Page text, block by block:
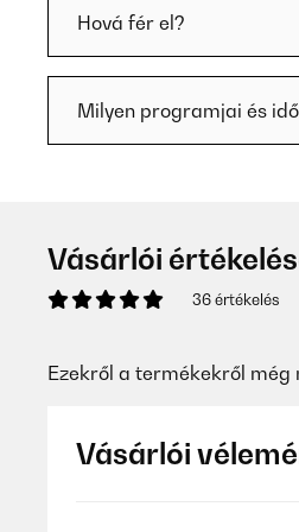
Hová fér el?
Milyen programjai és
Vásárlói
36 értékelés
Ezekről a termékekről
Vásárlói